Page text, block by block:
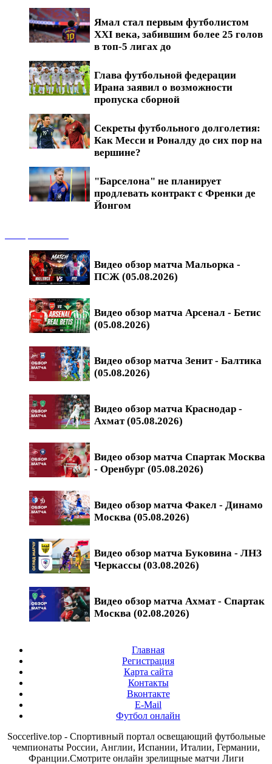
Ямал стал первым футболистом
XXI века, забившим более 25 голов
в топ-5 лигах до
Глава футбольной федерации
Ирана заявил о возможности
пропуска сборной
Секреты футбольного долголетия:
Как Месси и Роналду до сих пор на
вершине?
"Барселона" не планирует
продлевать контракт с Френки де
Йонгом
Видео обзор матча Мальорка -
ПСЖ (05.08.2026)
Видео обзор матча Арсенал - Бетис
(05.08.2026)
Видео обзор матча Зенит - Балтика
(05.08.2026)
Видео обзор матча Краснодар -
Ахмат (05.08.2026)
Видео обзор матча Спартак Москва
- Оренбург (05.08.2026)
Видео обзор матча Факел - Динамо
Москва (05.08.2026)
Видео обзор матча Буковина - ЛНЗ
Черкассы (03.08.2026)
Видео обзор матча Ахмат - Спартак
Москва (02.08.2026)
Главная
Регистрация
Карта сайта
Контакты
Вконтакте
E-Mail
Футбол онлайн
Soccerlive.top - Спортивный портал освещающий футбольные
чемпионаты России, Англии, Испании, Италии, Германии,
Франции.Смотрите онлайн зрелищные матчи Лиги